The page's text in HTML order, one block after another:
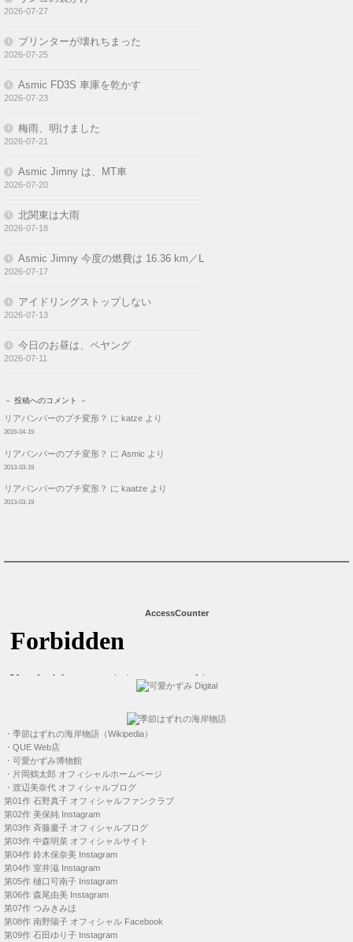
2026-07-27
プリンターが壊れちまった
2026-07-25
Asmic FD3S 車庫を乾かす
2026-07-23
梅雨、明けました
2026-07-21
Asmic Jimny は、MT車
2026-07-20
北関東は大雨
2026-07-18
Asmic Jimny 今度の燃費は 16.36 km／L
2026-07-17
アイドリングストップしない
2026-07-13
今日のお昼は、ペヤング
2026-07-11
－ 投稿へのコメント －
リアバンパーのプチ変形？ に katze より
2019-04-19
リアバンパーのプチ変形？ に Asmic より
2013-03-19
リアバンパーのプチ変形？ に kaatze より
2013-03-19
AccessCounter
・ 季節はずれの海岸物語（Wikipedia）
・ QUE Web店
・ 可愛かずみ博物館
・ 片岡鶴太郎 オフィシャルホームページ
・ 渡辺美奈代 オフィシャルブログ
第01作 石野真子 オフィシャルファンクラブ
第02作 美保純 Instagram
第03作 斉藤慶子 オフィシャルブログ
第03作 中森明菜 オフィシャルサイト
第04作 鈴木保奈美 Instagram
第04作 室井滋 Instagram
第05作 樋口可南子 Instagram
第06作 森尾由美 Instagram
第07作 つみきみほ
第08作 南野陽子 オフィシャル Facebook
第09作 石田ゆり子 Instagram